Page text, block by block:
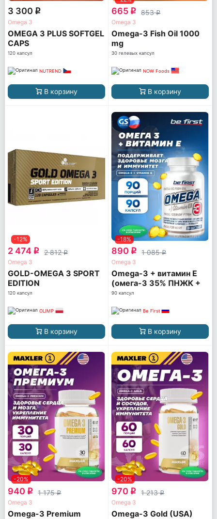
3 300 q
Omega 3
OMEGA 3 PLUS SOFTGEL
CAPS
120 капсул
NUTREND
В корзину
665 q 853q
Omega 3
Omega-3 Fish Oil 1000
mg
30 гелевых капсул
NOW Foods
В корзину
-12%
2 474 q 2 812q
Omega 3
GOLD-OMEGA 3 SPORT
EDITION
120 капсул
OLIMP
В корзину
-18%
890 q 1 085q
Omega 3
Omega-3 + витамин Е
(омега-3 35% ПНЖК +
витамин Е)
90 капсул
Be First
В корзину
-20%
940 q 1 175q
Omega 3
Omega-3 Premium
-20%
970 q 1 213q
Omega 3
Omega-3 Gold (USA)